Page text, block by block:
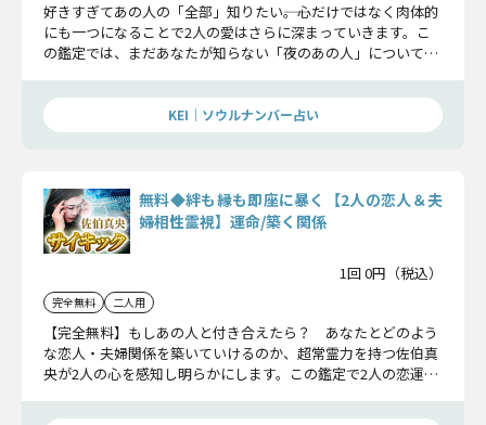
好きすぎてあの人の「全部」知りたい――。心だけではなく肉体的
にも一つになることで2人の愛はさらに深まっていきます。こ
の鑑定では、まだあなたが知らない「夜のあの人」について徹
KEI｜ソウルナンバー占い
無料◆絆も縁も即座に暴く【2人の恋人＆夫
婦相性霊視】運命/築く関係
1回 0円（税込）
完全無料 二人用
【完全無料】もしあの人と付き合えたら？ あなたとどのよう
な恋人・夫婦関係を築いていけるのか、超常霊力を持つ佐伯真
央が2人の心を感知し明らかにします。この鑑定で2人の恋運命